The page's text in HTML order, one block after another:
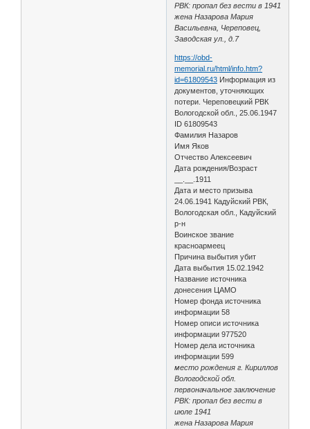
РВК: пропал без вести в 1941
жена Назарова Мария
Васильевна, Череповец,
Заводская ул., д.7
https://obd-
memorial.ru/html/info.htm?
id=61809543 Информация из
документов, уточняющих
потери. Череповецкий РВК
Вологодской обл., 25.06.1947
ID 61809543
Фамилия Назаров
Имя Яков
Отчество Алексеевич
Дата рождения/Возраст
__.__.1911
Дата и место призыва
24.06.1941 Кадуйский РВК,
Вологодская обл., Кадуйский
р-н
Воинское звание
красноармеец
Причина выбытия убит
Дата выбытия 15.02.1942
Название источника
донесения ЦАМО
Номер фонда источника
информации 58
Номер описи источника
информации 977520
Номер дела источника
информации 599
место рождения г. Кириллов
Вологодской обл.
первоначальное заключение
РВК: пропал без вести в
июле 1941
жена Назарова Мария